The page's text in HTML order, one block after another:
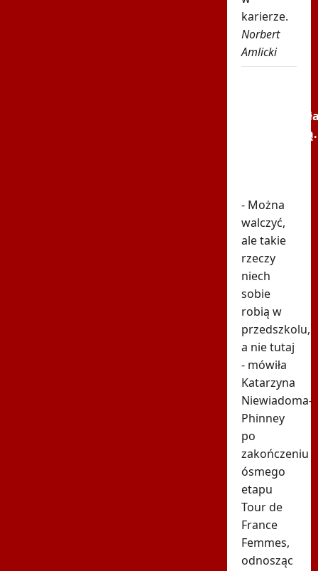
karierze.
Norbert
Amlicki
Niewiadomą.
- Można
walczyć,
ale takie
rzeczy
niech
sobie
robią w
przedszkolu,
a nie tutaj
- mówiła
Katarzyna
Niewiadoma-
Phinney
po
zakończeniu
ósmego
etapu
Tour de
France
Femmes,
odnosząc